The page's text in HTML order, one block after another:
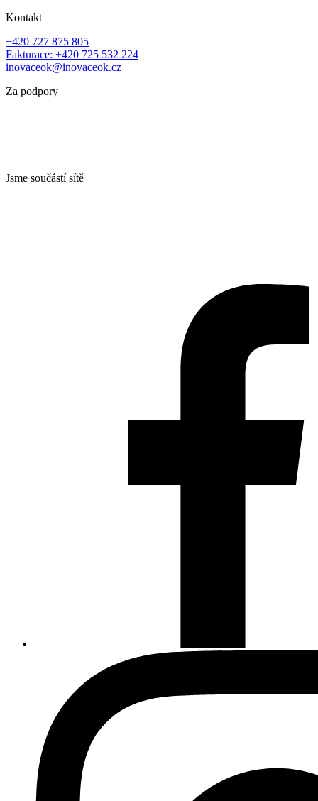
Kontakt
+420 727 875 805
Fakturace: +420 725 532 224
inovaceok@inovaceok.cz
Za podpory
Jsme součástí sítě